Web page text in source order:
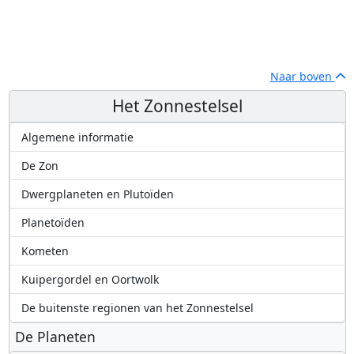
Naar boven
Het Zonnestelsel
Algemene informatie
De Zon
Dwergplaneten en Plutoïden
Planetoïden
Kometen
Kuipergordel en Oortwolk
De buitenste regionen van het Zonnestelsel
De Planeten